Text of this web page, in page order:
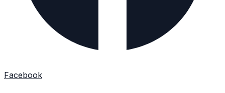
Facebook